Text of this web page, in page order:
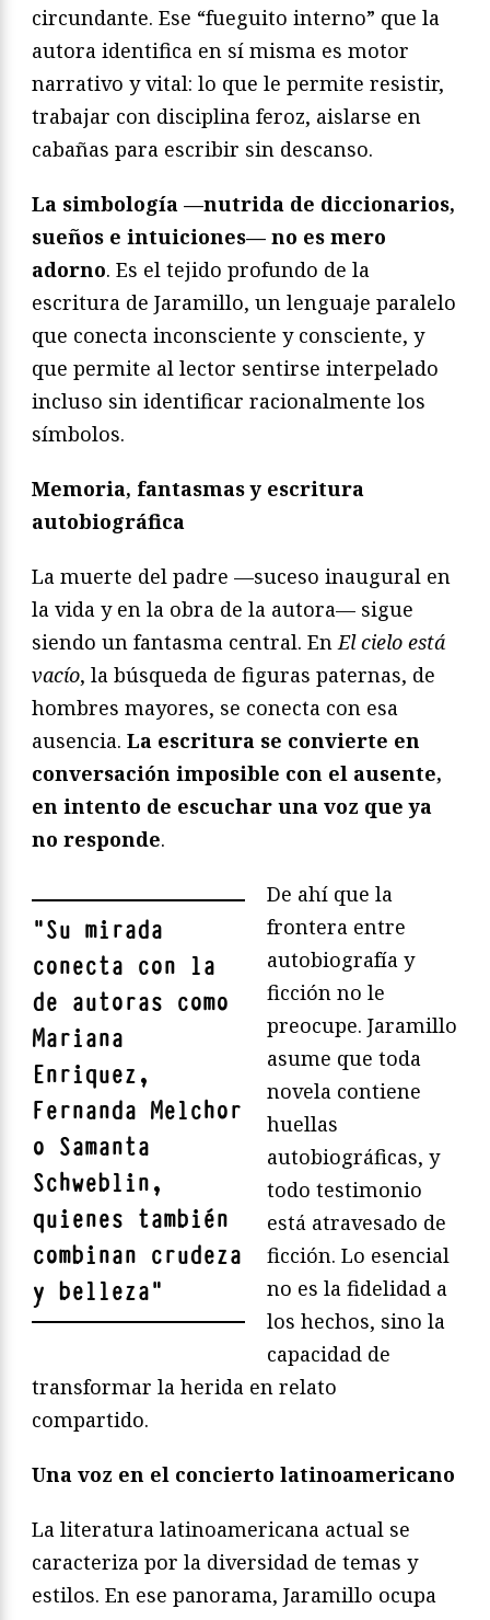
circundante. Ese “fueguito interno” que la
autora identifica en sí misma es motor
narrativo y vital: lo que le permite resistir,
trabajar con disciplina feroz, aislarse en
cabañas para escribir sin descanso.
La simbología —nutrida de diccionarios,
sueños e intuiciones— no es mero
adorno. Es el tejido profundo de la
escritura de Jaramillo, un lenguaje paralelo
que conecta inconsciente y consciente, y
que permite al lector sentirse interpelado
incluso sin identificar racionalmente los
símbolos.
Memoria, fantasmas y escritura
autobiográfica
La muerte del padre —suceso inaugural en
la vida y en la obra de la autora— sigue
siendo un fantasma central. EnEl cielo está
vacío, la búsqueda de figuras paternas, de
hombres mayores, se conecta con esa
ausencia. La escritura se convierte en
conversación imposible con el ausente,
en intento de escuchar una voz que ya
no responde.
"Su mirada
conecta con la
de autoras como
Mariana
Enriquez,
Fernanda Melchor
o Samanta
Schweblin,
quienes también
combinan crudeza
y belleza"
De ahí que la
frontera entre
autobiografía y
ficción no le
preocupe. Jaramillo
asume que toda
novela contiene
huellas
autobiográficas, y
todo testimonio
está atravesado de
ficción. Lo esencial
no es la fidelidad a
los hechos, sino la
capacidad de
transformar la herida en relato
compartido.
Una voz en el concierto latinoamericano
La literatura latinoamericana actual se
caracteriza por la diversidad de temas y
estilos. En ese panorama, Jaramillo ocupa